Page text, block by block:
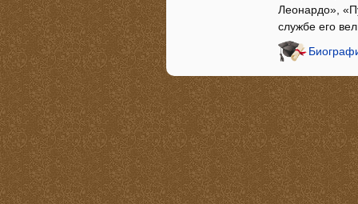
Леонардо»,
службе его